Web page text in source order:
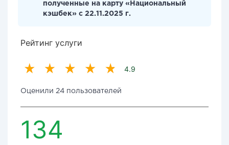
полученные на карту «Национальный
кэшбек» с 22.11.2025 г.
Рейтинг услуги
4.9
Оценили 24 пользователей
134